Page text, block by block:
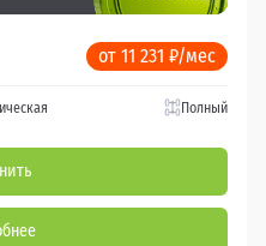
от 11 231 ₽/мес
Полный